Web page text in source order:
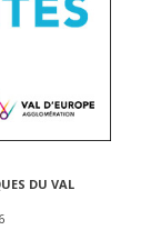
DU VAL